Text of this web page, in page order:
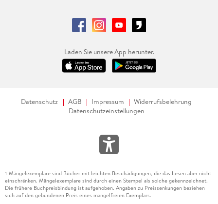
Laden Sie unsere App herunter.
Datenschutz AGB Impressum
Widerrufsbelehrung
Datenschutzeinstellungen
1 Mängelexemplare sind Bücher mit leichten Beschädigungen, die das Lesen aber nicht
einschränken. Mängelexemplare sind durch einen Stempel als solche gekennzeichnet.
Die frühere Buchpreisbindung ist aufgehoben. Angaben zu Preissenkungen beziehen
sich auf den gebundenen Preis eines mangelfreien Exemplars.